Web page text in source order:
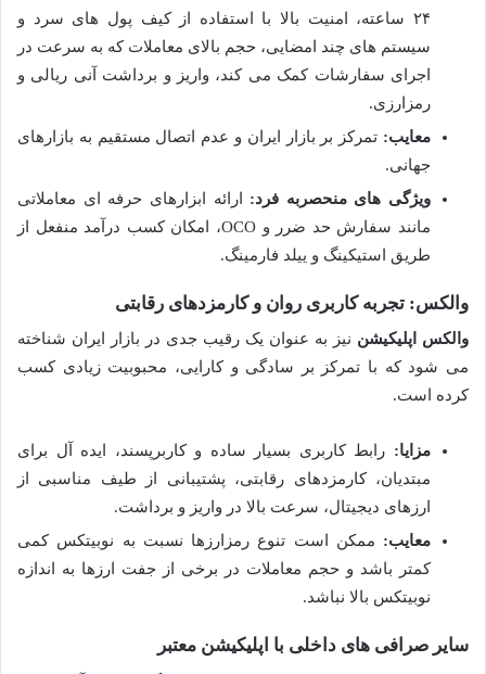
۲۴ ساعته، امنیت بالا با استفاده از کیف پول های سرد و
سیستم های چند امضایی، حجم بالای معاملات که به سرعت در
اجرای سفارشات کمک می کند، واریز و برداشت آنی ریالی و
رمزارزی.
معایب: تمرکز بر بازار ایران و عدم اتصال مستقیم به بازارهای
جهانی.
ویژگی های منحصربه فرد: ارائه ابزارهای حرفه ای معاملاتی
مانند سفارش حد ضرر و OCO، امکان کسب درآمد منفعل از
طریق استیکینگ و ییلد فارمینگ.
والکس: تجربه کاربری روان و کارمزدهای رقابتی
والکس اپلیکیشن نیز به عنوان یک رقیب جدی در بازار ایران شناخته
می شود که با تمرکز بر سادگی و کارایی، محبوبیت زیادی کسب
کرده است.
مزایا: رابط کاربری بسیار ساده و کاربرپسند، ایده آل برای
مبتدیان، کارمزدهای رقابتی، پشتیبانی از طیف مناسبی از
ارزهای دیجیتال، سرعت بالا در واریز و برداشت.
معایب: ممکن است تنوع رمزارزها نسبت به نوبیتکس کمی
کمتر باشد و حجم معاملات در برخی از جفت ارزها به اندازه
نوبیتکس بالا نباشد.
سایر صرافی های داخلی با اپلیکیشن معتبر